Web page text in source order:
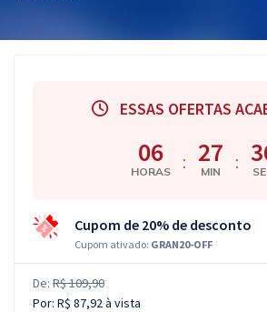
ESSAS OFERTAS
06
HORAS : 27
MIN :
Cupom de 20% de desconto
Cupom ativado: GRAN20-OFF
De: R$ 109,90
Por: R$ 87,92à vista